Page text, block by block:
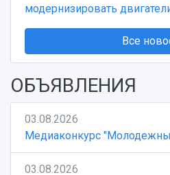
Сведения об
Официальные
модернизировать
Все
ОБЪЯВЛЕНИЯ
03.08.2026
Медиаконкурс
03.08.2026